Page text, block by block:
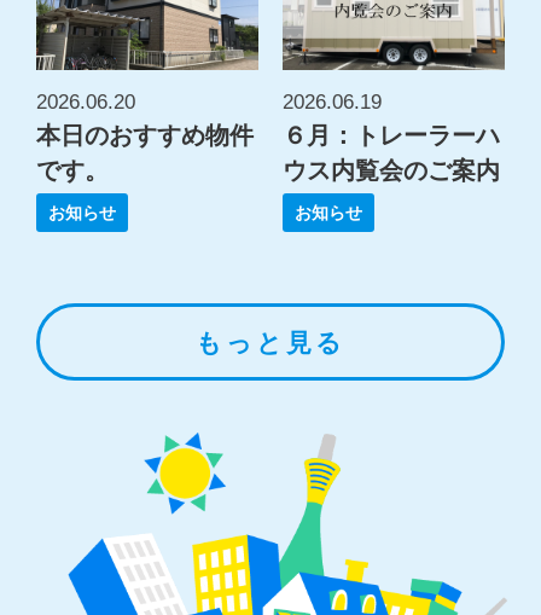
2026.06.20
本日のおすすめ物件
です。
お知らせ
2026.06.19
６月：トレーラーハ
ウス内覧会のご案内
お知らせ
もっと見る